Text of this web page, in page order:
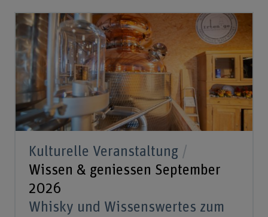
Kulturelle Veranstaltung
Wissen & geniessen September
2026
Whisky und Wissenswertes zum